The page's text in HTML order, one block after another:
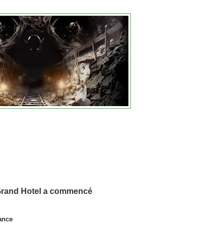
Hotel a commencé